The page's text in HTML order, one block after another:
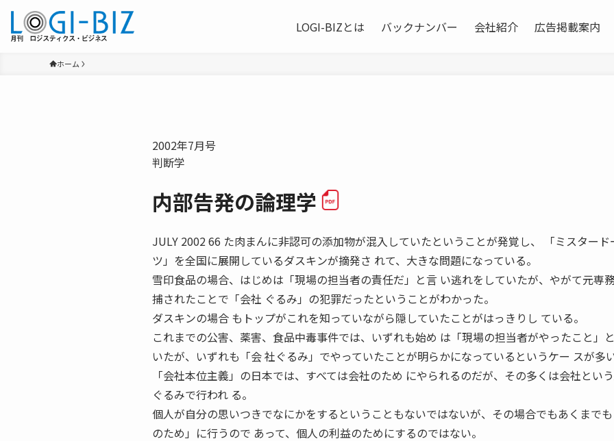
LOGI-BIZとは バックナンバー 会社紹介 広告掲載案内
ホーム
2002年7月号
判断学
内部告発の論理学
JULY 2002 66 た肉まんに非認可の添加物が混入していたということが発覚し、 「ミスタード
ツ」を全国に展開しているダスキンが摘発さ れて、大きな問題になっている。
雪印食品の場合、はじめは「現場の担当者の責任だ」と言 い逃れをしていたが、やがて元専
捕されたことで「会社 ぐるみ」の犯罪だったということがわかった。
ダスキンの場合 もトップがこれを知っていながら隠していたことがはっきりし ている。
これまでの公害、薬害、食品中毒事件では、いずれも始め は「現場の担当者がやったこと」
いたが、いずれも「会 社ぐるみ」でやっていたことが明らかになっているというケー スが多い
「会社本位主義」の日本では、すべては会社のため にやられるのだが、その多くは会社とい
ぐるみで行われ る。
個人が自分の思いつきでなにかをするということもないではないが、その場合でもあくまで
のため」に行うので あって、個人の利益のためにするのではない。